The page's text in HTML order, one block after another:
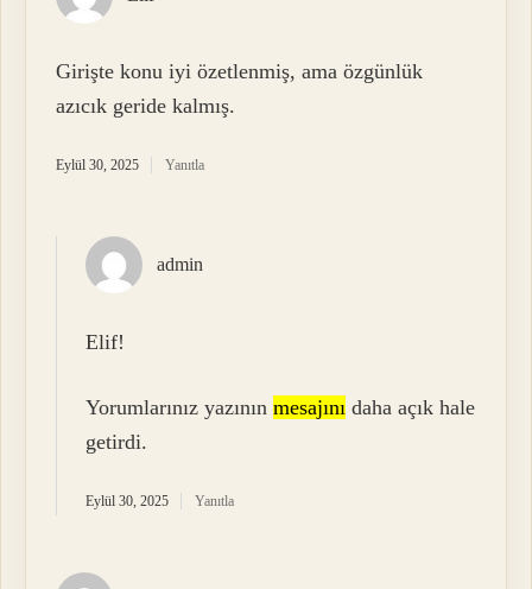
Girişte konu iyi özetlenmiş, ama özgünlük
azıcık geride kalmış.
Eylül 30, 2025 Yanıtla
admin
Elif!
Yorumlarınız yazınınmesajını daha açık hale
getirdi.
Eylül 30, 2025 Yanıtla